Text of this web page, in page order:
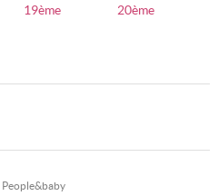
19ème
20ème
People&baby